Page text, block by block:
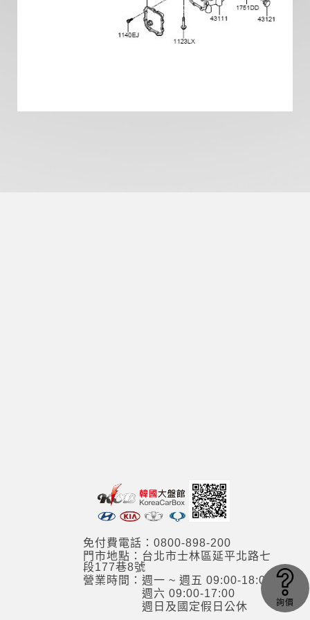
免付費電話：0800-898-200
門市地點：台北市士林區延平北路七
段177巷8號
營業時間：週一 ~ 週五 09:00-18:00
週六 09:00-17:00
週日及國定假日公休
詢價